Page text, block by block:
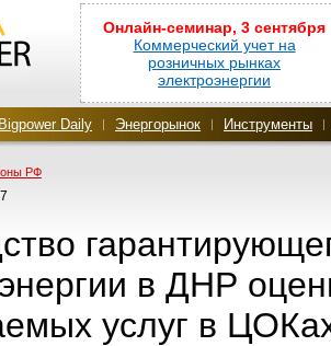
Онлайн-семинар, 3 сентября
Коммерческий учет на
розничных рынках
электроэнергии
Bigpower Daily Энергорынок Инструменты
РФ
в ДНР
услуг в